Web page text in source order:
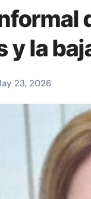
y la
23, 2026